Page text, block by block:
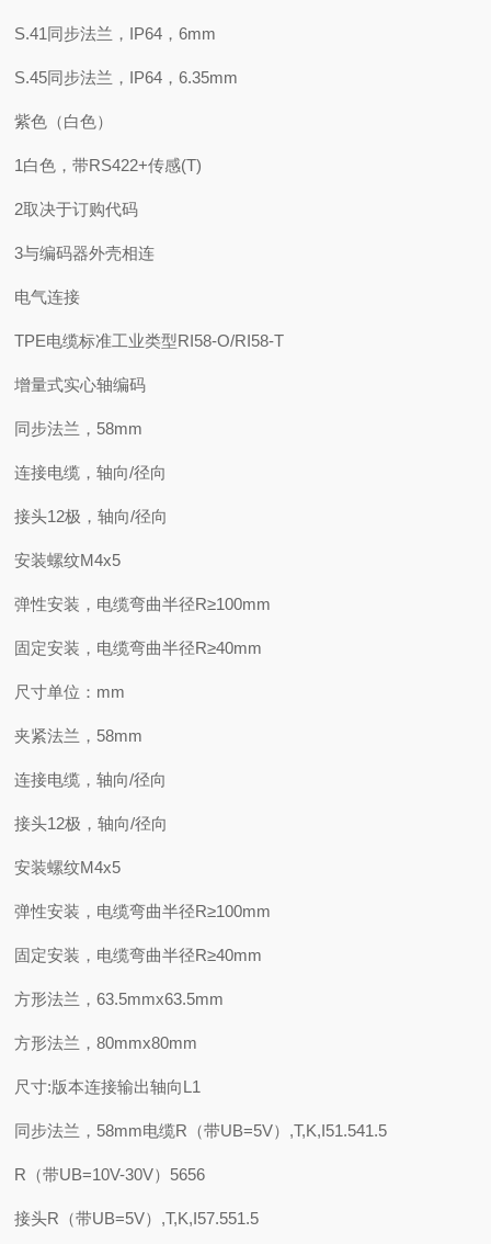
S.41同步法兰，IP64，6mm
S.45同步法兰，IP64，6.35mm
紫色（白色）
1白色，带RS422+传感(T)
2取决于订购代码
3与编码器外壳相连
电气连接
TPE电缆标准工业类型RI58-O/RI58-T
增量式实心轴编码
同步法兰，58mm
连接电缆，轴向/径向
接头12极，轴向/径向
安装螺纹M4x5
弹性安装，电缆弯曲半径R≥100mm
固定安装，电缆弯曲半径R≥40mm
尺寸单位：mm
夹紧法兰，58mm
连接电缆，轴向/径向
接头12极，轴向/径向
安装螺纹M4x5
弹性安装，电缆弯曲半径R≥100mm
固定安装，电缆弯曲半径R≥40mm
方形法兰，63.5mmx63.5mm
方形法兰，80mmx80mm
尺寸:版本连接输出轴向L1
同步法兰，58mm电缆R（带UB=5V）,T,K,I51.541.5
R（带UB=10V-30V）5656
接头R（带UB=5V）,T,K,I57.551.5